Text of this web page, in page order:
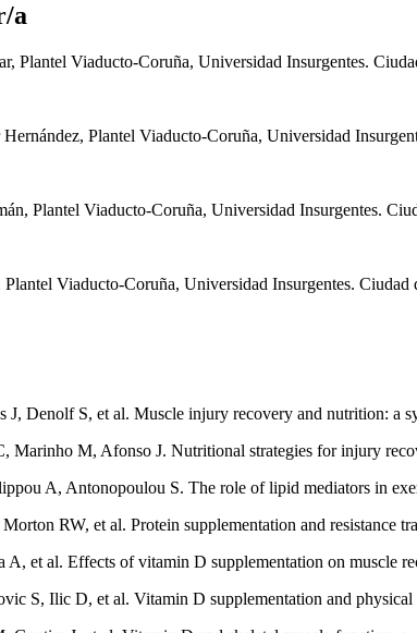
a
Plantel Viaducto-Coruña, Universidad Insurgentes.
Hernández, Plantel Viaducto-Coruña, Universidad
Plantel Viaducto-Coruña, Universidad Insurgentes.
Plantel Viaducto-Coruña, Universidad Insurgentes.
J, Denolf S, et al. Muscle injury recovery and nutrition: a
Marinho M, Afonso J. Nutritional strategies for injury
A, Antonopoulou S. The role of lipid mediators in
RW, et al. Protein supplementation and resistance
et al. Effects of vitamin D supplementation on muscle
S, Ilic D, et al. Vitamin D supplementation and